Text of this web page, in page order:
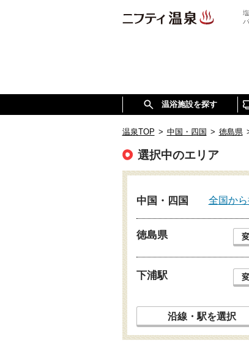
温浴施設を探す
温泉TOP > 中国・四国 > 徳島県
選択中のエリア
中国・四国 全国か
徳島県
下浦駅
沿線・駅を選択